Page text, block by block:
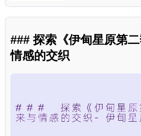
### 探索《伊甸星原第
情感的交织